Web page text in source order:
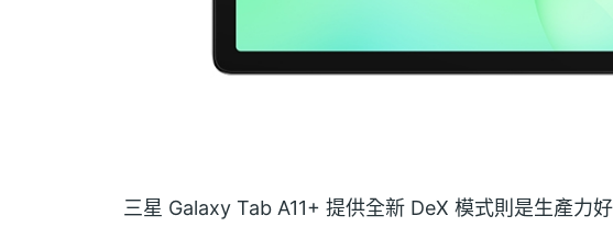
三星 Galaxy Tab A11+ 提供全新 DeX 模式則是生產力